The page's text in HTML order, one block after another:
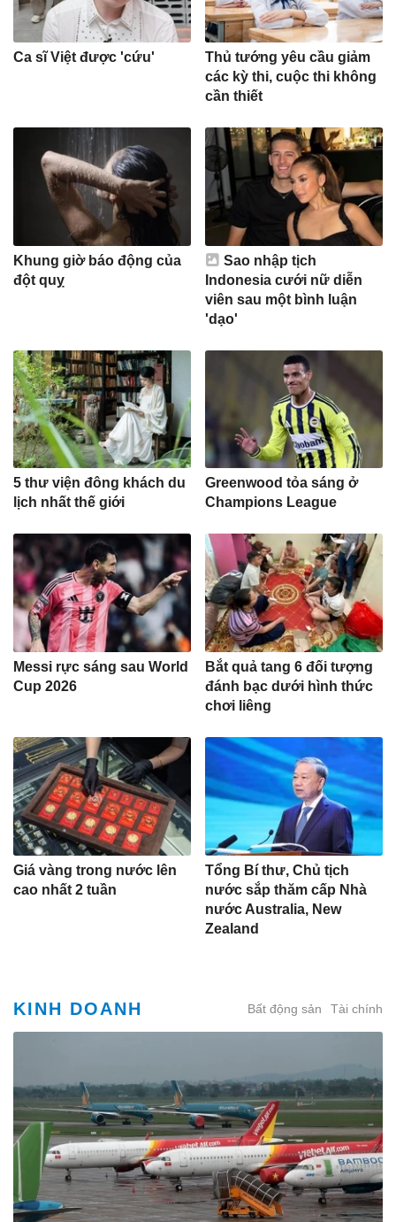
Ca sĩ Việt được 'cứu'
Thủ tướng yêu cầu giảm
các kỳ thi, cuộc thi không
cần thiết
Khung giờ báo động của
đột quỵ
Sao nhập tịch
Indonesia cưới nữ diễn
viên sau một bình luận
'dạo'
5 thư viện đông khách du
lịch nhất thế giới
Greenwood tỏa sáng ở
Champions League
Messi rực sáng sau World
Cup 2026
Bắt quả tang 6 đối tượng
đánh bạc dưới hình thức
chơi liêng
Giá vàng trong nước lên
cao nhất 2 tuần
Tổng Bí thư, Chủ tịch
nước sắp thăm cấp Nhà
nước Australia, New
Zealand
KINH DOANH Bất động sản Tài chính